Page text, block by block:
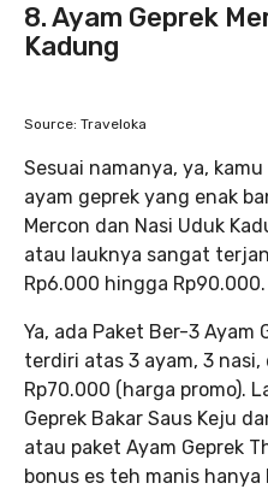
8. Ayam Geprek
Kadung
Source: Traveloka
Sesuai namanya, ya,
ayam geprek yang enak
Mercon dan Nasi Uduk
atau lauknya sangat
Rp6.000 hingga Rp90.000.
Ya, ada Paket Ber-3 Ayam
terdiri atas 3 ayam, 3
Rp70.000 (harga promo).
Geprek Bakar Saus Keju
atau paket Ayam Geprek
bonus es teh manis hanya